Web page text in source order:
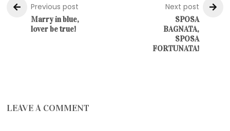
Previous post
Marry in blue,
lover be true!
Next post
SPOSA
BAGNATA,
SPOSA
FORTUNATA!
LEAVE A COMMENT